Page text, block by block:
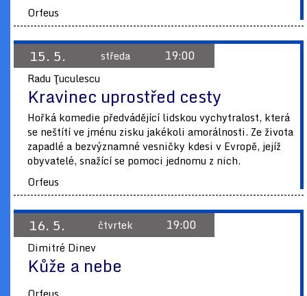
Orfeus
15. 5. středa 19:00
Radu Ţuculescu
Kravinec uprostřed cesty
Hořká komedie předvádějící lidskou vychytralost, která
se neštítí ve jménu zisku jakékoli amorálnosti. Ze života
zapadlé a bezvýznamné vesničky kdesi v Evropě, jejíž
obyvatelé, snažící se pomoci jednomu z nich.
Orfeus
16. 5. čtvrtek 19:00
Dimitré Dinev
Kůže a nebe